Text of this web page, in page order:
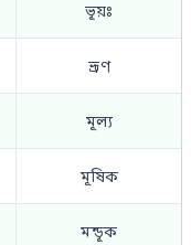
ভূয়ঃ
ভ্রূণ
মূল্য
মূষিক
মন্ডূক